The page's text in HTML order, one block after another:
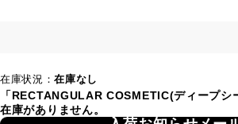
在庫状況：在庫なし
「RECTANGULAR COSMETIC(ディープシ
在庫がありません。